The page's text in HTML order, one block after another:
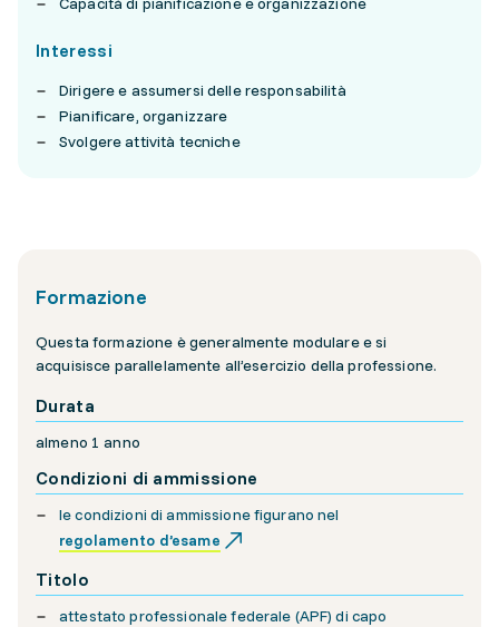
Interessi
Dirigere e assumersi delle responsabilità
Pianificare, organizzare
Svolgere attività tecniche
Formazione
Questa formazione è generalmente modulare e si
acquisisce parallelamente all’esercizio della professione.
Durata
almeno 1 anno
Condizioni di ammissione
le condizioni di ammissione figurano nel
regolamento d’esame
Titolo
attestato professionale federale (APF) di capo